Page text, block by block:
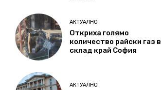
АКТУАЛНО
Откриха голямо
количество райски газ в
склад край София
АКТУАЛНО